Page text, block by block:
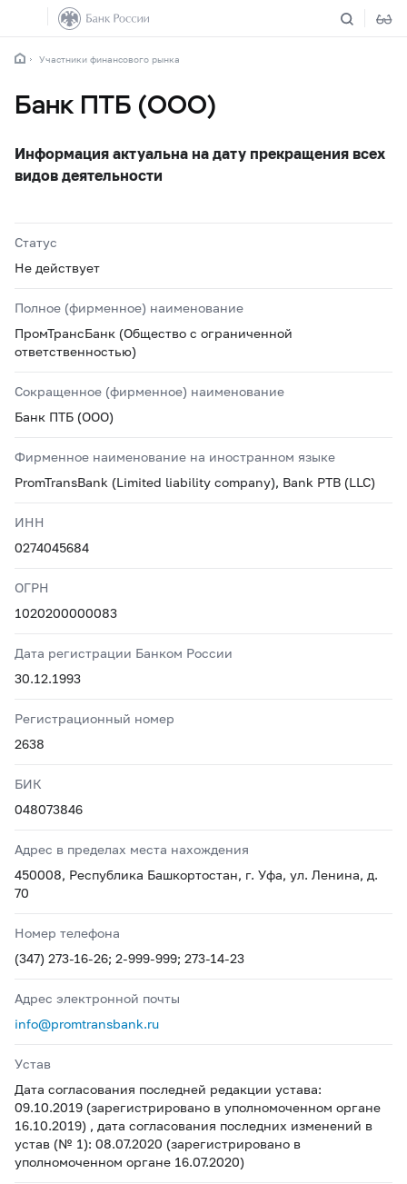
Участники финансового рынка
Банк ПТБ (ООО)
Информация актуальна на дату прекращения всех
видов деятельности
Статус
Не действует
Полное (фирменное) наименование
ПромТрансБанк (Общество с ограниченной
ответственностью)
Сокращенное (фирменное) наименование
Банк ПТБ (ООО)
Фирменное наименование на иностранном языке
PromTransBank (Limited liability company), Bank PTB (LLC)
ИНН
0274045684
ОГРН
1020200000083
Дата регистрации Банком России
30.12.1993
Регистрационный номер
2638
БИК
048073846
Адрес в пределах места нахождения
450008, Республика Башкортостан, г. Уфа, ул. Ленина, д.
70
Номер телефона
(347) 273-16-26; 2-999-999; 273-14-23
Адрес электронной почты
info@promtransbank.ru
Устав
Дата согласования последней редакции устава:
09.10.2019 (зарегистрировано в уполномоченном органе
16.10.2019) , дата согласования последних изменений в
устав (№ 1): 08.07.2020 (зарегистрировано в
уполномоченном органе 16.07.2020)